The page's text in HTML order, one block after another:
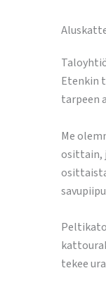
Etenkin
tarpeen
Me
osittain,
tekee